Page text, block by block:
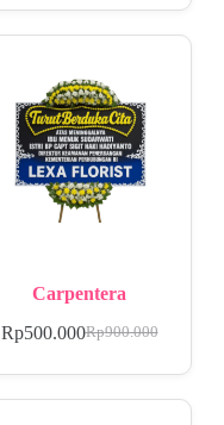
Carpentera
Rp900.000
Rp500.000